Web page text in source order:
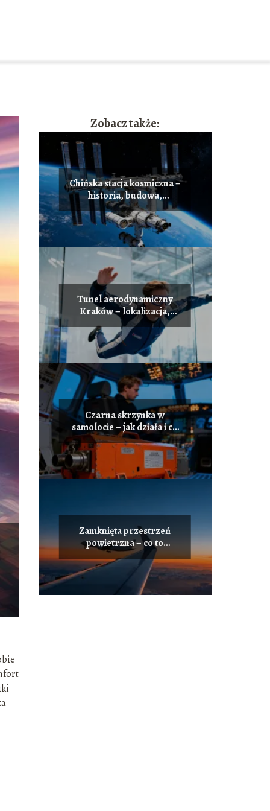
Zobacz także:
Chińska stacja kosmiczna –
historia, budowa,
najważniejsze fakty
Tunel aerodynamiczny
Kraków – lokalizacja,
ceny, jak zacząć?
Czarna skrzynka w
samolocie – jak działa i co
rejestruje?
Zamknięta przestrzeń
powietrzna – co to
oznacza i jak działa?